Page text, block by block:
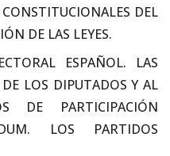
DEL
DE LAS LEYES.
ESPAÑOL. LAS
LOS DIPUTADOS Y AL
DE PARTICIPACIÓN
LOS PARTIDOS